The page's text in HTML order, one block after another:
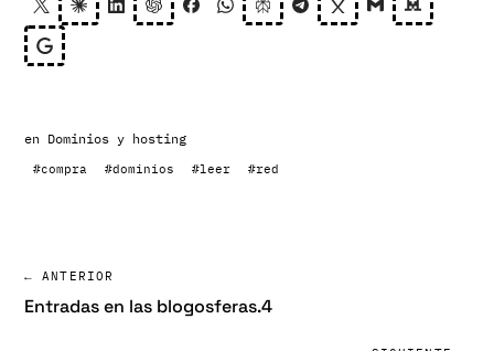
en Dominios y hosting
#compra #dominios #leer #red
← ANTERIOR
Entradas en las blogosferas.4